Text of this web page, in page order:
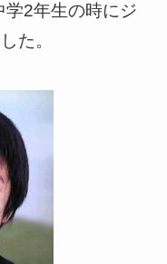
2年生の時にジ
た。